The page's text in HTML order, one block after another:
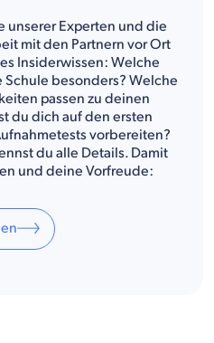
unserer Experten und die
mit den Partnern vor Ort
Insiderwissen: Welche
besonders? Welche
passen zu deinen
du dich auf den ersten
vorbereiten?
du alle Details. Damit
und deine Vorfreude: